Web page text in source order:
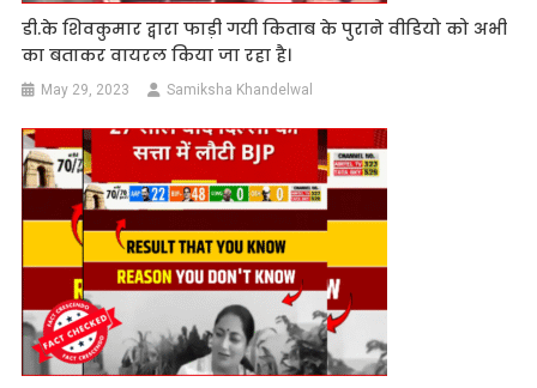
डी.के शिवकुमार द्वारा फाड़ी गयी किताब के पुराने वीडियो को अभी
का बताकर वायरल किया जा रहा है।
May 29, 2023 Samiksha Khandelwal